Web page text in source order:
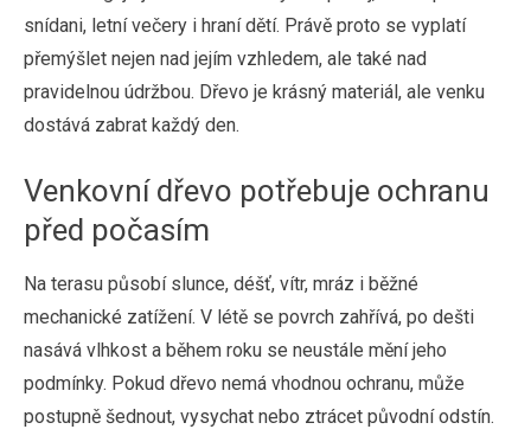
snídani, letní večery i hraní dětí. Právě proto se vyplatí
přemýšlet nejen nad jejím vzhledem, ale také nad
pravidelnou údržbou. Dřevo je krásný materiál, ale venku
dostává zabrat každý den.
Venkovní dřevo potřebuje ochranu
před počasím
Na terasu působí slunce, déšť, vítr, mráz i běžné
mechanické zatížení. V létě se povrch zahřívá, po dešti
nasává vlhkost a během roku se neustále mění jeho
podmínky. Pokud dřevo nemá vhodnou ochranu, může
postupně šednout, vysychat nebo ztrácet původní odstín.